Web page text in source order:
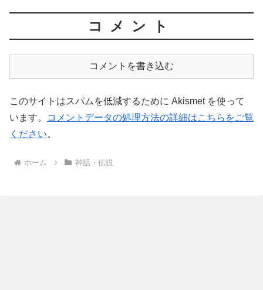
コメント
コメントを書き込む
このサイトはスパムを低減するために Akismet を使って
います。
コメントデータの処理方法の詳細はこちらをご覧
ください。
ホーム 神話・伝説